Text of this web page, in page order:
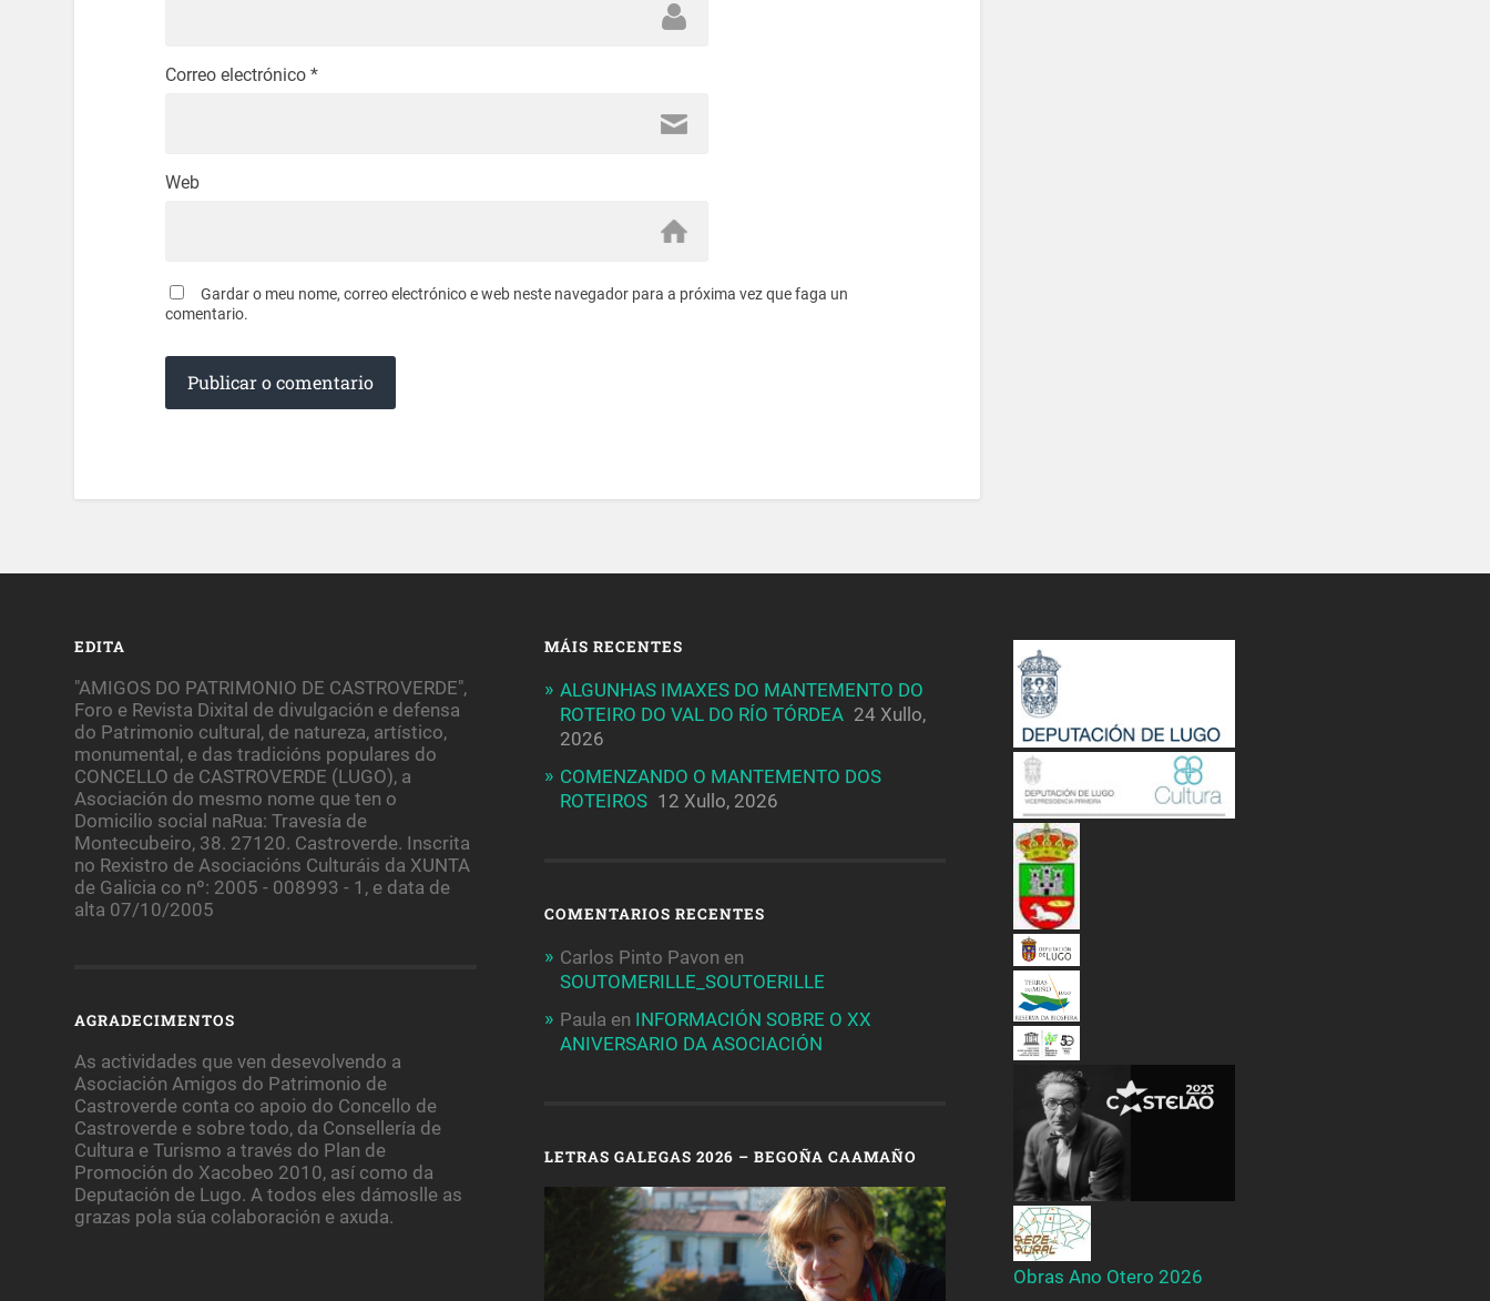
Correo electrónico *
Web
Gardar o meu nome, correo electrónico e web neste navegador para a próxima vez que faga un
comentario.
EDITA
"AMIGOS DO PATRIMONIO DE CASTROVERDE",
Foro e Revista Dixital de divulgación e defensa
do Patrimonio cultural, de natureza, artístico,
monumental, e das tradicións populares do
CONCELLO de CASTROVERDE (LUGO), a
Asociación do mesmo nome que ten o
Domicilio social naRua: Travesía de
Montecubeiro, 38. 27120. Castroverde. Inscrita
no Rexistro de Asociacións Culturáis da XUNTA
de Galicia co nº: 2005 - 008993 - 1, e data de
alta 07/10/2005
AGRADECIMENTOS
As actividades que ven desevolvendo a
Asociación Amigos do Patrimonio de
Castroverde conta co apoio do Concello de
Castroverde e sobre todo, da Consellería de
Cultura e Turismo a través do Plan de
Promoción do Xacobeo 2010, así como da
Deputación de Lugo. A todos eles dámoslle as
grazas pola súa colaboración e axuda.
MÁIS RECENTES
ALGUNHAS IMAXES DO MANTEMENTO DO
ROTEIRO DO VAL DO RÍO TÓRDEA 24 Xullo,
2026
COMENZANDO O MANTEMENTO DOS
ROTEIROS 12 Xullo, 2026
COMENTARIOS RECENTES
Carlos Pinto Pavon en
SOUTOMERILLE_SOUTOERILLE
Paula en INFORMACIÓN SOBRE O XX
ANIVERSARIO DA ASOCIACIÓN
LETRAS GALEGAS 2026 – BEGOÑA CAAMAÑO
Obras Ano Otero 2026